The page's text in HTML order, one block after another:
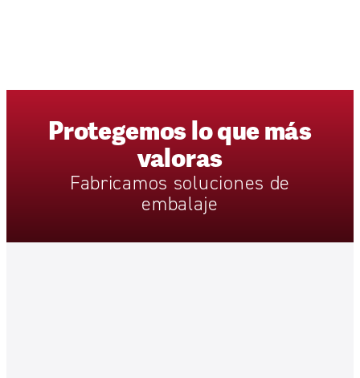
Protegemosloquemás
valoras
Fabricamos soluciones de
embalaje